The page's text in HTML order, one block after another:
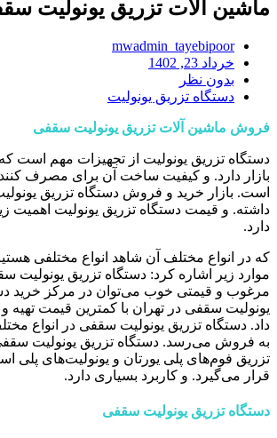
ماشین آلات تزریق یونولیت
mwadmin_tayebipoor
خرداد 23, 1402
بدون نظر
دستگاه تزریق یونولیت
فروش ماشین آلات تزریق یونولیت سقفی
دستگاه تزریق یونولیت از تجهیزات مهم است
بازار دارد. و کیفیت ساخت آن برای مصرف
است. بازار خرید و فروش دستگاه تزریق
داشته. و قیمت دستگاه تزریق یونولیت اهمیت
دارد.
که در انواع مختلف آن شاهد انواع مختلفی
موارد زیر اشاره کرد: دستگاه تزریق یونولیت
مرغوب و قیمتی خوب می‌توان در مرکز خرید
یونولیت سقفی در تهران با کمترین قیمت تهیه و
داد. دستگاه تزریق یونولیت سقفی در انواع
به فروش می‌رسد. دستگاه تزریق یونولیت سقفی
تزریق فوم‌های پلی یورتان و یونولیت‌های پلی
قرار می‌گیرد. و کاربرد بسیاری دارد.
دستگاه تزریق یونولیت سقفی